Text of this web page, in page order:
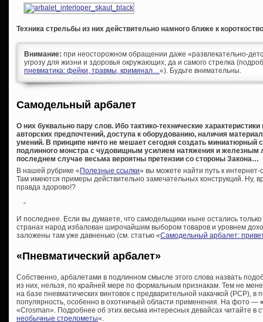
Техника стрельбы из них действительно намного ближе к
Внимание: при неосторожном обращении даже «развлекательно-
угрозу для жизни и здоровья окружающих, да и самого стрелка
пневматика: фейки, травмы, криминал… «). Будьте внимательны.
Самодельный арбалет
О них буквально пару слов. Ибо тактико-технические
авторских предпочтений, доступа к оборудованию, наличия
умений. В принципе ничто не мешает сегодня создать миниатюрный
подлинного монстра с чудовищным усилием натяжения и железным
последнем случае весьма вероятны претензии со стороны Закона…
В нашей рубрике «Полезные ссылки» вы можете найти путь к
Там имеются примеры действительно замечательных конструкций. Ну,
правда здорово!?
И последнее. Если вы думаете, что самодельщики ныне остались только
странах народ избалован широчайшим выбором товаров и уровнем
заложены там уже давненько (см. статью «Самодельный арбалет:
«Пневматический арбалет»
Собственно, арбалетами в подлинном смысле этого слова назвать
из них, нельзя, по крайней мере по формальным признакам. Тем не
на базе пневматических винтовок с предварительной накачкой (PCP),
популярность, особенно в охотничьей области применения. На фото —
«Crosman». Подробнее об этих весьма интересных девайсах читайте в
необычные стрелометы«.